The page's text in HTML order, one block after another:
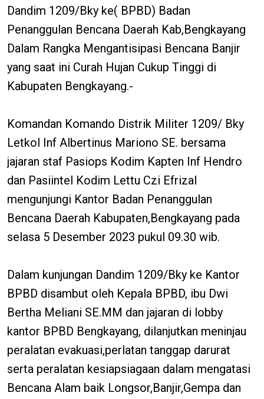
Dandim 1209/Bky ke( BPBD) Badan
Penanggulan Bencana Daerah Kab,Bengkayang
Dalam Rangka Mengantisipasi Bencana Banjir
yang saat ini Curah Hujan Cukup Tinggi di
Kabupaten Bengkayang.-
Komandan Komando Distrik Militer 1209/ Bky
Letkol Inf Albertinus Mariono SE. bersama
jajaran staf Pasiops Kodim Kapten Inf Hendro
dan Pasiintel Kodim Lettu Czi Efrizal
mengunjungi Kantor Badan Penanggulan
Bencana Daerah Kabupaten,Bengkayang pada
selasa 5 Desember 2023 pukul 09.30 wib.
Dalam kunjungan Dandim 1209/Bky ke Kantor
BPBD disambut oleh Kepala BPBD, ibu Dwi
Bertha Meliani SE.MM dan jajaran di lobby
kantor BPBD Bengkayang, dilanjutkan meninjau
peralatan evakuasi,perlatan tanggap darurat
serta peralatan kesiapsiagaan dalam mengatasi
Bencana Alam baik Longsor,Banjir,Gempa dan